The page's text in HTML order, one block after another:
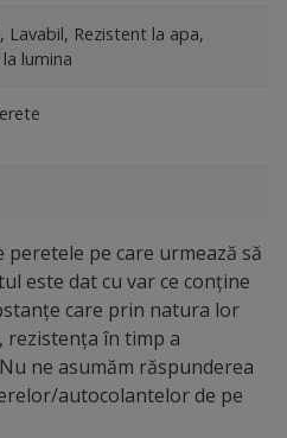
Lavabil, Rezistent la apa,
lumina
peretele pe care urmează să
este dat cu var ce conține
care prin natura lor
rezistența în timp a
ne asumăm răspunderea
autocolantelor de pe